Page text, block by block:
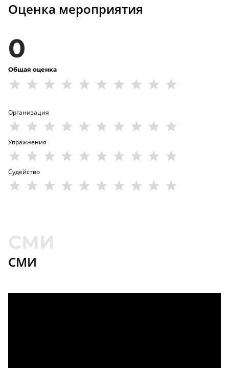
Оценка мероприятия
0
Общая оценка
Организация
Упражнения
Судейство
СМИ